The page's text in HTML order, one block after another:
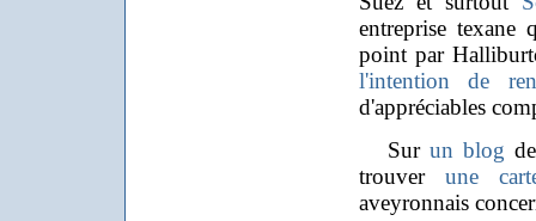
entreprise texane
point par
l'intention de
d'appréciables
Sur un blog
trouver une
aveyronnais